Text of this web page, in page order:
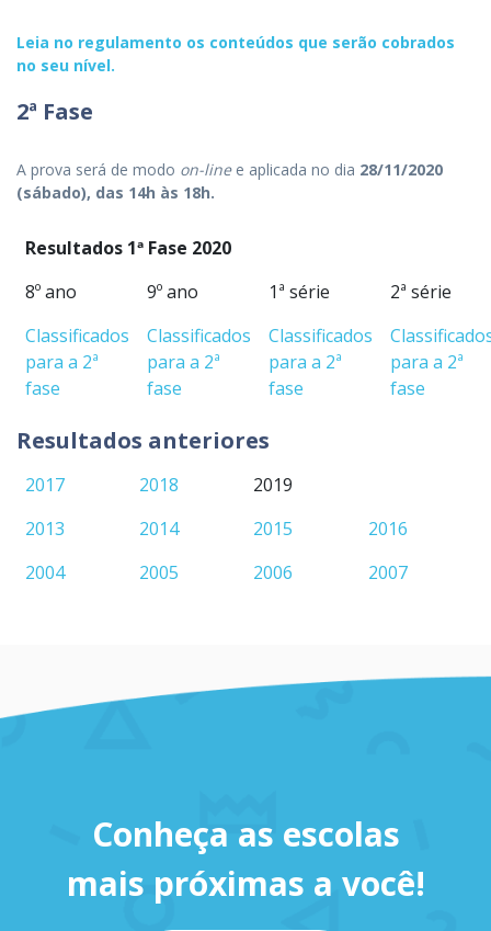
Leia no regulamento os conteúdos que serão cobrados
no seu nível.
2ª Fase
A prova será de modo on-linee aplicada no dia 28/11/2020
(sábado), das 14h às 18h.
Resultados 1ª Fase 2020
8º ano
9º ano 1ª série
2ª série
Classificados
para a 2ª
fase
Classificados
para a 2ª
fase
Classificados
para a 2ª
fase
para a 2ª
fase
Resultados anteriores
2017 2018
2019
2013
2014 2015
2016
2004
2005 2006 2007
Conheça as escolas
mais próximas a você!